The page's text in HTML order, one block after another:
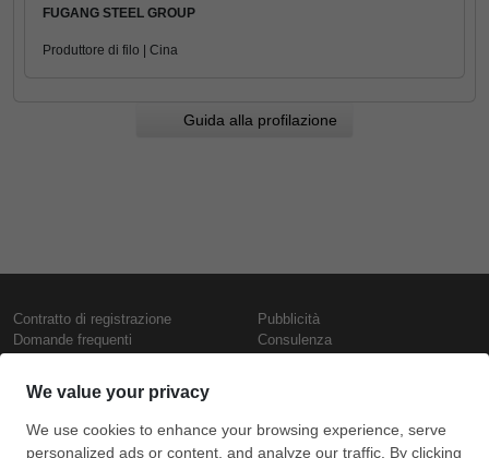
FUGANG STEEL GROUP
Produttore di filo | Cina
Guida alla profilazione
Contratto di registrazione
Domande frequenti
Presentazione
Contattaci
Termini di utilizzo
Politica di riservatezza
Pubblicità
Consulenza